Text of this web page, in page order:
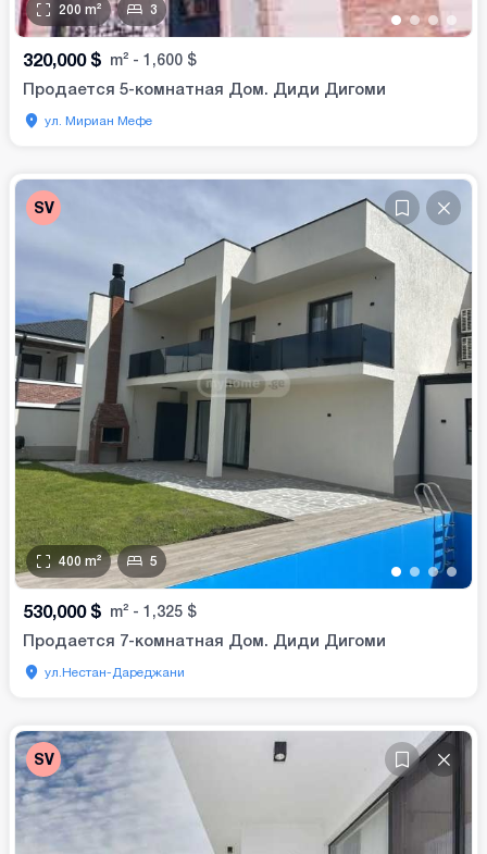
• •• •
200 m² 3
320,000 $ m² - 1,600 $
Продается 5-комнатная Дом. Диди Дигоми
ул. Мириан Мефе
SV
• • ••
400 m² 5
530,000 $ m² - 1,325 $
Продается 7-комнатная Дом. Диди Дигоми
ул.Нестан-Дареджани
SV